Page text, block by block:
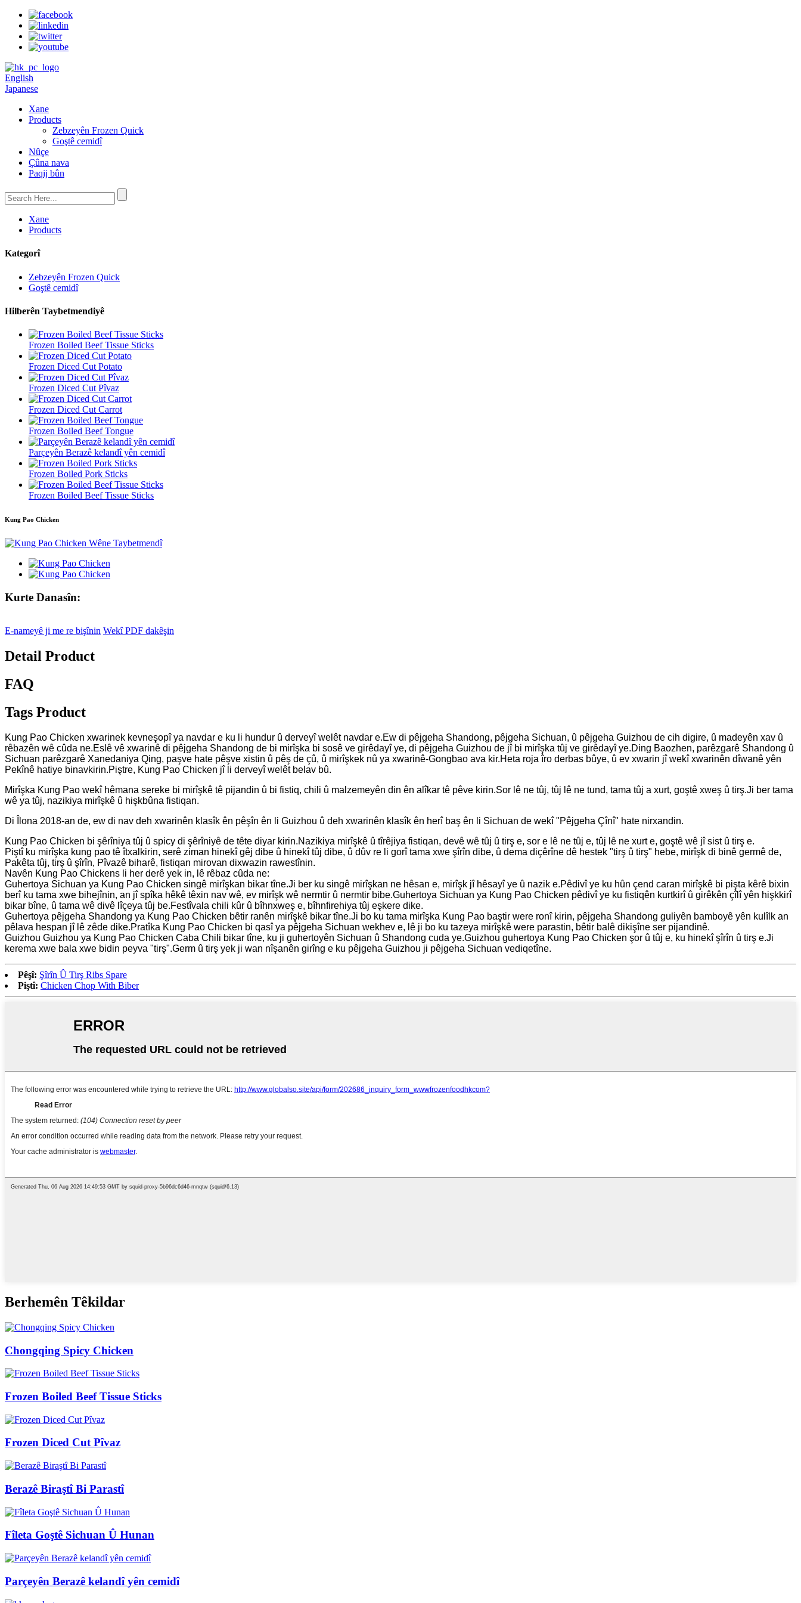
English
Japanese
Xane
Products
Zebzeyên Frozen Quick
Goştê cemidî
Nûçe
Çûna nava
Paqij bûn
Xane
Products
Kategorî
Zebzeyên Frozen Quick
Goştê cemidî
Hilberên Taybetmendiyê
Frozen Boiled Beef Tissue Sticks
Frozen Diced Cut Potato
Frozen Diced Cut Pîvaz
Frozen Diced Cut Carrot
Frozen Boiled Beef Tongue
Parçeyên Berazê kelandî yên cemidî
Frozen Boiled Pork Sticks
Frozen Boiled Beef Tissue Sticks
Kung Pao Chicken
Kurte Danasîn:
E-nameyê ji me re bişînin Wekî PDF dakêşin
Detail Product
FAQ
Tags Product
Kung Pao Chicken xwarinek kevneşopî ya navdar e ku li hundur û derveyî welêt navdar e.Ew di pêjgeha Shandong, pêjgeha Sichuan, û pêjgeha Guizhou de cih digire, û madeyên xav û
rêbazên wê cûda ne.Eslê vê xwarinê di pêjgeha Shandong de bi mirîşka bi sosê ve girêdayî ye, di pêjgeha Guizhou de jî bi mirîşka tûj ve girêdayî ye.Ding Baozhen, parêzgarê Shandong û
Sichuan parêzgarê Xanedaniya Qing, paşve hate pêşve xistin û pêş de çû, û mirîşkek nû ya xwarinê-Gongbao ava kir.Heta roja îro derbas bûye, û ev xwarin jî wekî xwarinên dîwanê yên
Pekînê hatiye binavkirin.Piştre, Kung Pao Chicken jî li derveyî welêt belav bû.
Mirîşka Kung Pao wekî hêmana sereke bi mirîşkê tê pijandin û bi fistiq, chili û malzemeyên din ên alîkar tê pêve kirin.Sor lê ne tûj, tûj lê ne tund, tama tûj a xurt, goştê xweş û tirş.Ji ber tama
wê ya tûj, nazikiya mirîşkê û hişkbûna fistiqan.
Di Îlona 2018-an de, ew di nav deh xwarinên klasîk ên pêşîn ên li Guizhou û deh xwarinên klasîk ên herî baş ên li Sichuan de wekî "Pêjgeha Çînî" hate nirxandin.
Kung Pao Chicken bi şêrîniya tûj û spicy di şêrîniyê de tête diyar kirin.Nazikiya mirîşkê û tîrêjiya fistiqan, devê wê tûj û tirş e, sor e lê ne tûj e, tûj lê ne xurt e, goştê wê jî sist û tirş e.
Piştî ku mirîşka kung pao tê îtxalkirin, serê ziman hinekî gêj dibe û hinekî tûj dibe, û dûv re li gorî tama xwe şîrîn dibe, û dema diçêrîne dê hestek "tirş û tirş" hebe, mirîşk di binê germê de,
Pakêta tûj, tirş û şîrîn, Pîvazê biharê, fistiqan mirovan dixwazin rawestînin.
Navên Kung Pao Chickens li her derê yek in, lê rêbaz cûda ne:
Guhertoya Sichuan ya Kung Pao Chicken singê mirîşkan bikar tîne.Ji ber ku singê mirîşkan ne hêsan e, mirîşk jî hêsayî ye û nazik e.Pêdivî ye ku hûn çend caran mirîşkê bi pişta kêrê bixin
berî ku tama xwe bihejînin, an jî spîka hêkê têxin nav wê, ev mirîşk wê nermtir û nermtir bibe.Guhertoya Sichuan ya Kung Pao Chicken pêdivî ye ku fistiqên kurtkirî û girêkên çîlî yên hişkkirî
bikar bîne, û tama wê divê lîçeya tûj be.Festîvala chili kûr û bîhnxweş e, bîhnfirehiya tûj eşkere dike.
Guhertoya pêjgeha Shandong ya Kung Pao Chicken bêtir ranên mirîşkê bikar tîne.Ji bo ku tama mirîşka Kung Pao baştir were ronî kirin, pêjgeha Shandong guliyên bamboyê yên kulîlk an
pêlava hespan jî lê zêde dike.Pratîka Kung Pao Chicken bi qasî ya pêjgeha Sichuan wekhev e, lê ji bo ku tazeya mirîşkê were parastin, bêtir balê dikişîne ser pijandinê.
Guizhou Guizhou ya Kung Pao Chicken Caba Chili bikar tîne, ku ji guhertoyên Sichuan û Shandong cuda ye.Guizhou guhertoya Kung Pao Chicken şor û tûj e, ku hinekî şîrîn û tirş e.Ji
kerema xwe bala xwe bidin peyva "tirş".Germ û tirş yek ji wan nîşanên girîng e ku pêjgeha Guizhou ji pêjgeha Sichuan vediqetîne.
Pêşî: Şîrîn Û Tirş Ribs Spare
Piştî: Chicken Chop With Biber
Berhemên Têkildar
Chongqing Spicy Chicken
Frozen Boiled Beef Tissue Sticks
Frozen Diced Cut Pîvaz
Berazê Biraştî Bi Parastî
Fîleta Goştê Sichuan Û Hunan
Parçeyên Berazê kelandî yên cemidî